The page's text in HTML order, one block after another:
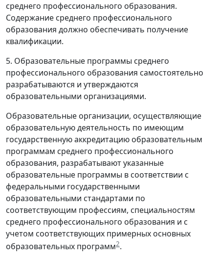
среднего профессионального образования.
Содержание среднего профессионального
образования должно обеспечивать получение
квалификации.
5. Образовательные программы среднего
профессионального образования самостоятельно
разрабатываются и утверждаются
образовательными организациями.
Образовательные организации, осуществляющие
образовательную деятельность по имеющим
государственную аккредитацию образовательным
программам среднего профессионального
образования, разрабатывают указанные
образовательные программы в соответствии с
федеральными государственными
образовательными стандартами по
соответствующим профессиям, специальностям
среднего профессионального образования и с
учетом соответствующих примерных основных
образовательных программ2.